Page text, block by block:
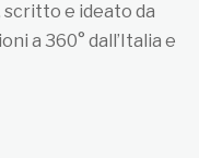
e ideato da
a 360° dall’Italia e